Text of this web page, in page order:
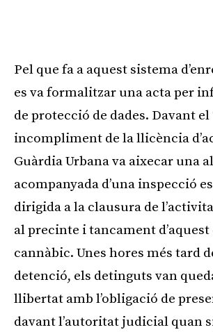
Pel que fa a aquest sistema
es va formalitzar una acta per
de protecció de dades. Davant el
incompliment de la llicència
Guàrdia Urbana va aixecar una
acompanyada d’una inspecció
dirigida a la clausura de
al precinte i tancament
cannàbic. Unes hores més tard
detenció, els detinguts van
llibertat amb l’obligació de
davant l’autoritat judicial quan